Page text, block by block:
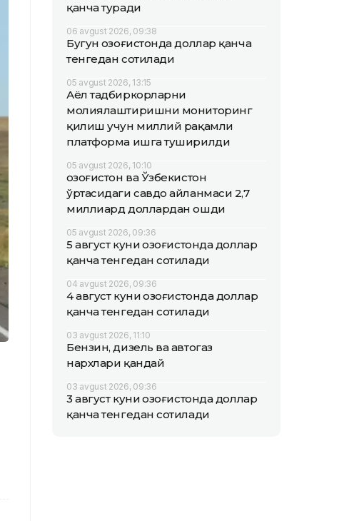
қанча туради
06 avgust 2026, 09:38
Бугун Қозоғистонда доллар қанча
тенгедан сотилади
05 avgust 2026, 13:15
Аёл тадбиркорларни
молиялаштиришни мониторинг
қилиш учун миллий рақамли
платформа ишга туширилди
05 avgust 2026, 10:10
Қозоғистон ва Ўзбекистон
ўртасидаги савдо айланмаси 2,7
миллиард доллардан ошди
05 avgust 2026, 09:36
5 август куни Қозоғистонда доллар
қанча тенгедан сотилади
04 avgust 2026, 09:36
4 август куни Қозоғистонда доллар
қанча тенгедан сотилади
03 avgust 2026, 11:10
Бензин, дизель ва автогаз
нархлари қандай
03 avgust 2026, 09:36
3 август куни Қозоғистонда доллар
қанча тенгедан сотилади